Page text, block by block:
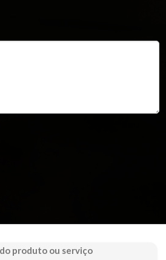
produto ou serviço